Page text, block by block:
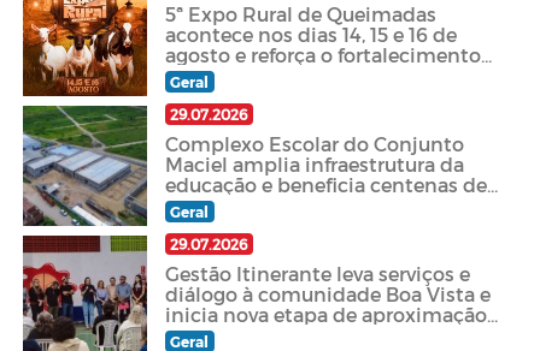
5ª Expo Rural de Queimadas
acontece nos dias 14, 15 e 16 de
agosto e reforça o fortalecimento
da agropecuária e do
desenvolvimento rural
Geral
29.07.2026
Complexo Escolar do Conjunto
Maciel amplia infraestrutura da
educação e beneficia centenas de
famílias em Queimadas
Geral
29.07.2026
Gestão Itinerante leva serviços e
diálogo à comunidade Boa Vista e
inicia nova etapa de aproximação
com a população
Geral